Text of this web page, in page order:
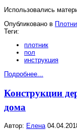
Использовались
Опубликовано в
Теги:
плотник
пол
инструкция
Подробнее...
Конструкции
дома
Автор: Елена